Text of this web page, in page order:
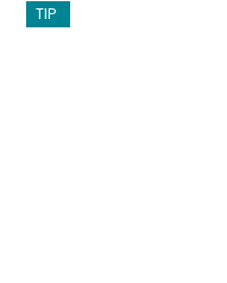
TIP